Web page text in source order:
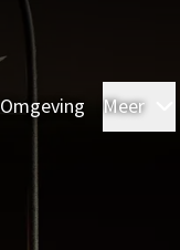
Omgeving Meer